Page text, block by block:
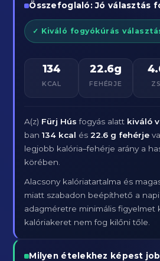
Összefoglaló: Jó választás
✓ Kiváló fogyókúrás
134
KCAL
22.6g
FEHÉRJE
A(z) Fürj Hús fogyás alatt kiváló
ban134 kcal és22.6 g fehérje
legjobb kalória–fehérje arány a
körében.
Alacsony kalóriatartalma és
miatt szabadon beépíthető a
adagméretre minimális figyelmet
kalóriakeret nem fog kilőni tőle.
Milyen ételekhez képest